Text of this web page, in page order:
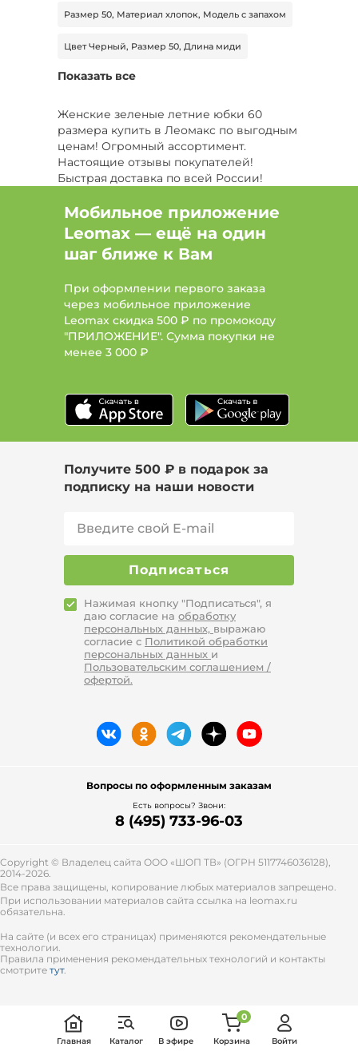
Главная Каталог В эфире Корзина
0
Войти
Размер 50, Материал хлопок, Модель с запахом
Цвет Черный, Размер 50, Длина миди
Размер 56, Сезон Зима
Размер 46, Сезон Демисезон, Длина макси
Цвет Бордовый, Размер 50, Сезон Демисезон
Цвет Синий, Размер 42, Длина миди
Цвет Бежевый, Размер 56, Сезон Демисезон
Цвет Белый, Размер 56
Цвет Черный, Сезон Все, Длина миди
Цвет Бежевый, Размер 60, Сезон Лето
Размер 48, Сезон Лето, Длина макси
Показать все
Женские зеленые летние юбки 60
размера купить в Леомакс по выгодным
ценам! Огромный ассортимент.
Настоящие отзывы покупателей!
Быстрая доставка по всей России!
Мобильное приложение
Leomax — ещё на один
шаг ближе к Вам
При оформлении первого заказа
через мобильное приложение
Leomax скидка 500 ₽ по промокоду
"ПРИЛОЖЕНИЕ". Сумма покупки не
менее 3 000 ₽
Получите 500 ₽ в подарок за
подписку на наши новости
Подписаться
Нажимая кнопку "Подписаться", я
даю согласие на обработку
персональных данных, выражаю
согласие с Политикой обработки
персональных данных и
Пользовательским соглашением /
офертой.
Вопросы по оформленным заказам
Есть вопросы? Звони:
8 (495) 733-96-03
Copyright © Владелец сайта ООО «ШОП ТВ» (ОГРН 5117746036128),
2014-2026.
Все права защищены, копирование любых материалов запрещено.
При использовании материалов сайта ссылка на leomax.ru
обязательна.
На сайте (и всех его страницах) применяются рекомендательные
технологии.
Правила применения рекомендательных технологий и контакты
смотрите тут.